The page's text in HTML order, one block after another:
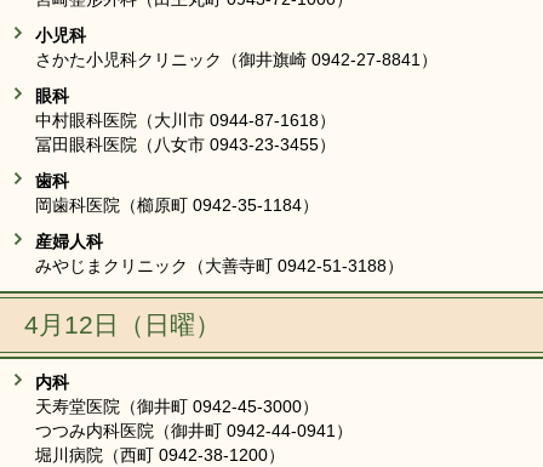
小児科
さかた小児科クリニック（御井旗崎 0942-27-8841）
眼科
中村眼科医院（大川市 0944-87-1618）
冨田眼科医院（八女市 0943-23-3455）
歯科
岡歯科医院（櫛原町 0942-35-1184）
産婦人科
みやじまクリニック（大善寺町 0942-51-3188）
4月12日（日曜）
内科
天寿堂医院（御井町 0942-45-3000）
つつみ内科医院（御井町 0942-44-0941）
堀川病院（西町 0942-38-1200）